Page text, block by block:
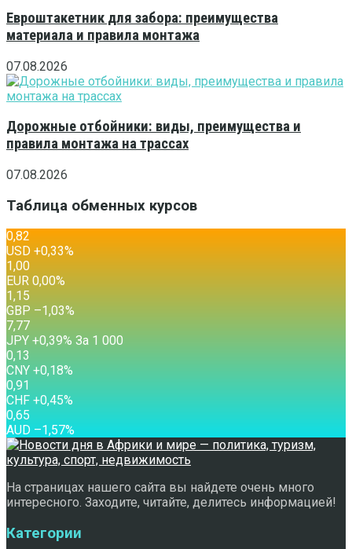
Евроштакетник для забора: преимущества
материала и правила монтажа
07.08.2026
Дорожные отбойники: виды, преимущества и
правила монтажа на трассах
07.08.2026
Таблица обменных курсов
0,82
USD +0,33%
1,00
EUR 0,00%
1,15
GBP –1,03%
7,77
JPY +0,39% За 1 000
0,13
CNY +0,18%
0,91
CHF +0,45%
0,65
AUD –1,57%
На страницах нашего сайта вы найдете очень много
интересного. Заходите, читайте, делитесь информацией!
Категории